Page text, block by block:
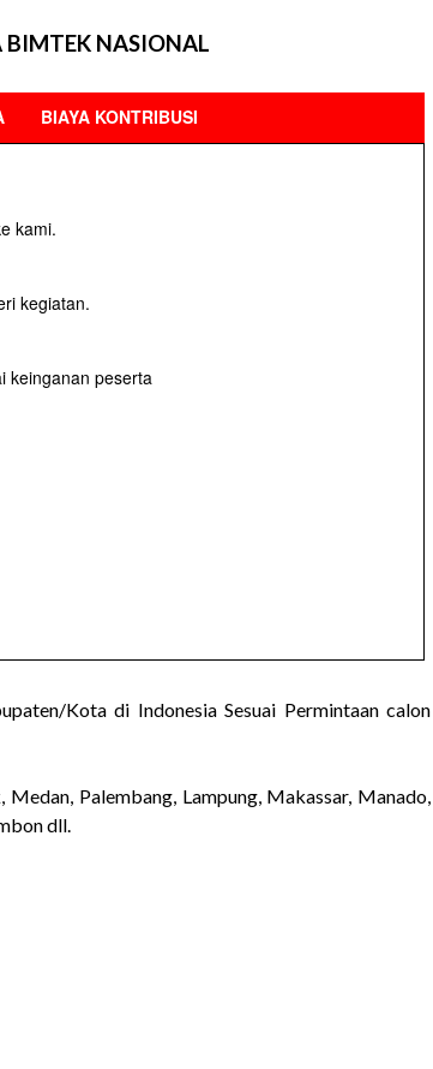
BIMTEK NASIONAL
BIAYA KONTRIBUSI
kami.
kegiatan.
keinganan peserta
Kota di Indonesia Sesuai Permintaan calon
Palembang, Lampung, Makassar, Manado,
dll.